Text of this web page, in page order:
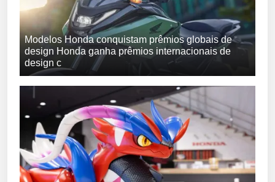
Modelos Honda conquistam prêmios globais de
design Honda ganha prêmios internacionais de
design c